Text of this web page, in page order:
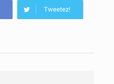
Tweetez!